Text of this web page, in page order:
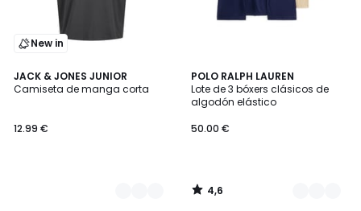
New in
JACK & JONES JUNIOR
Camiseta de manga corta
12.99 €
2
Colores
POLO RALPH LAUREN
Lote de 3 bóxers clásicos de
algodón elástico
50.00 €
4,6
/ 5
13
Colores
4,6
/